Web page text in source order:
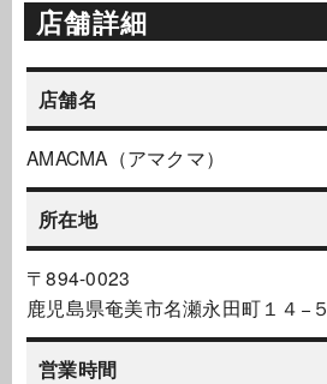
店舗詳細
店舗名
AMACMA（アマクマ）
所在地
〒894-0023
鹿児島県奄美市名瀬永田町１４−５
営業時間